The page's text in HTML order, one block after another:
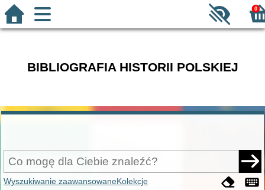
0
BIBLIOGRAFIA HISTORII POLSKIEJ
Wyszukiwanie zaawansowaneKolekcje